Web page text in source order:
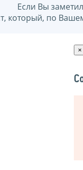
Если Вы
который, по
×